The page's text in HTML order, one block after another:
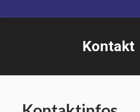
Kontakt
Sie befinden sich hier: